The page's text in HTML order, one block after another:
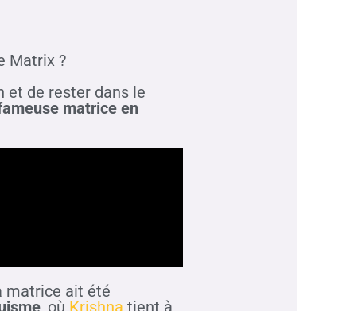
Matrix ?
et de rester dans le
matrice en
matrice ait été
, où Krishnatient à